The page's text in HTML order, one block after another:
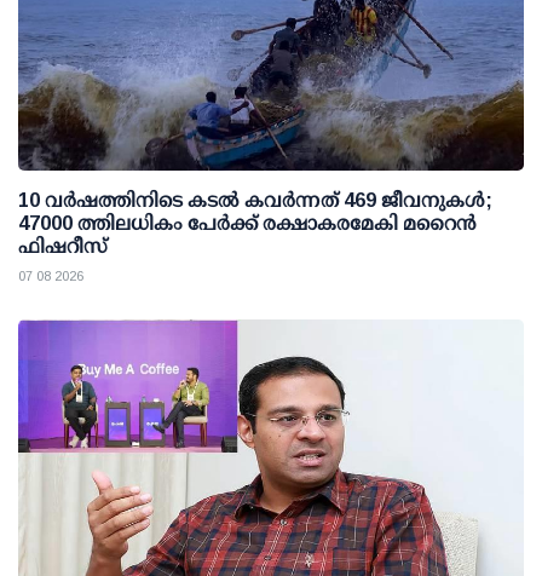
10 വര്‍ഷത്തിനിടെ കടല്‍ കവര്‍ന്നത് 469 ജീവനുകള്‍;
47000 ത്തിലധികം പേര്‍ക്ക് രക്ഷാകരമേകി മറൈന്‍
ഫിഷറീസ്
07 08 2026